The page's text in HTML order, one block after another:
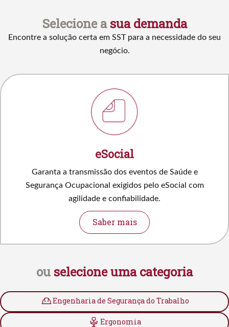
Selecione asua demanda
Encontre a solução certa em SST para a necessidade do seu
negócio.
eSocial
Garanta a transmissão dos eventos de Saúde e
Segurança Ocupacional exigidos pelo eSocial com
agilidade e confiabilidade.
Saber mais
ou selecione uma categoria
Engenharia de Segurança do Trabalho
Ergonomia